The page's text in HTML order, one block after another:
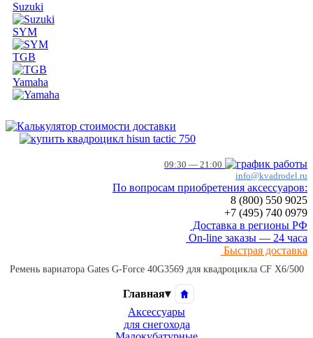
Suzuki
SYM
TGB
Yamaha
09:30 — 21:00
info@kvadrodel.ru
По вопросам приобретения аксессуаров:
8 (800) 550 9025
+7 (495) 740 0979
Доставка в регионы РФ
On-line заказы — 24 часа
Быстрая доставка
Ремень вариатора Gates G-Force 40G3569 для квадроцикла CF X6/500
Главная▾
Аксессуары
для снегохода